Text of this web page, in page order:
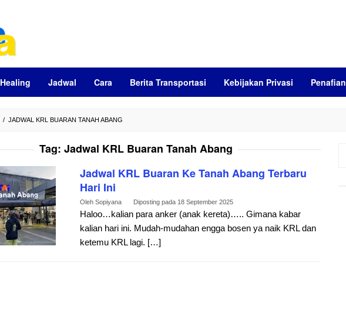
Healing Jadwal Cara Berita Transportasi Kebijakan Privasi Penafian
/ JADWAL KRL BUARAN TANAH ABANG
Tag: Jadwal KRL Buaran Tanah Abang
Jadwal KRL Buaran Ke Tanah Abang Terbaru
Hari Ini
Oleh Sopiyana Diposting pada 18 September 2025
Haloo…kalian para anker (anak kereta)….. Gimana kabar
kalian hari ini. Mudah-mudahan engga bosen ya naik KRL dan
ketemu KRL lagi. […]